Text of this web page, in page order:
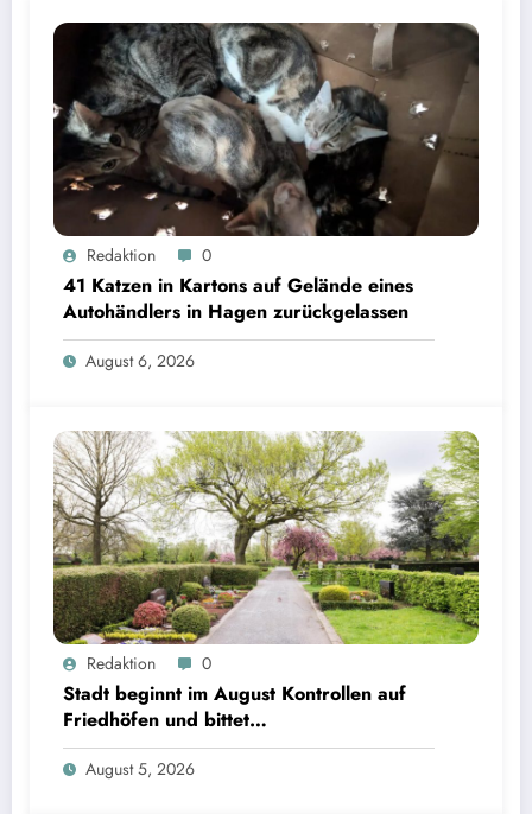
Redaktion 0
41 Katzen in Kartons auf Gelände eines
Autohändlers in Hagen zurückgelassen
August 6, 2026
Redaktion 0
Stadt beginnt im August Kontrollen auf
Friedhöfen und bittet
Grabverantwortliche um Pflegeeinsatz
August 5, 2026